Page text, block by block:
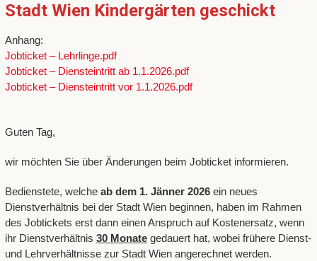
Stadt Wien Kindergärten geschickt
Anhang:
Jobticket – Lehrlinge.pdf
Jobticket – Diensteintritt ab 1.1.2026.pdf
Jobticket – Diensteintritt vor 1.1.2026.pdf
Guten Tag,
wir möchten Sie über Änderungen beim Jobticket informieren.
Bedienstete, welche ab dem 1. Jänner 2026ein neues
Dienstverhältnis bei der Stadt Wien beginnen, haben im Rahmen
des Jobtickets erst dann einen Anspruch auf Kostenersatz, wenn
ihr Dienstverhältnis 30 Monategedauert hat, wobei frühere Dienst-
und Lehrverhältnisse zur Stadt Wien angerechnet werden.